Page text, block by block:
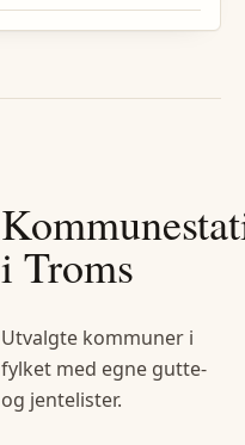
i Troms
Utvalgte kommuner i
fylket med egne gutte-
og jentelister.